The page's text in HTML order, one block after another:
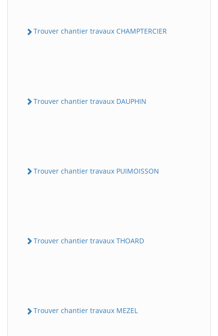
Trouver chantier travaux CHAMPTERCIER
Trouver chantier travaux DAUPHIN
Trouver chantier travaux PUIMOISSON
Trouver chantier travaux THOARD
Trouver chantier travaux MEZEL